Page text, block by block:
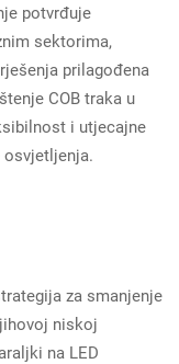
potvrđuje
sektorima,
prilagođena
COB traka u
i utjecajne
za smanjenje
niskoj
na LED